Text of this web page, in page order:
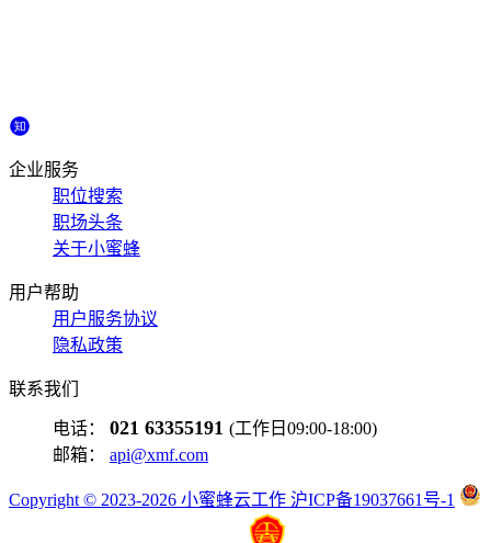
企业服务
职位搜索
职场头条
关于小蜜蜂
用户帮助
用户服务协议
隐私政策
联系我们
电话： 021 63355191 (工作日09:00-18:00)
邮箱： api@xmf.com
Copyright © 2023-2026 小蜜蜂云工作 沪ICP备19037661号-1